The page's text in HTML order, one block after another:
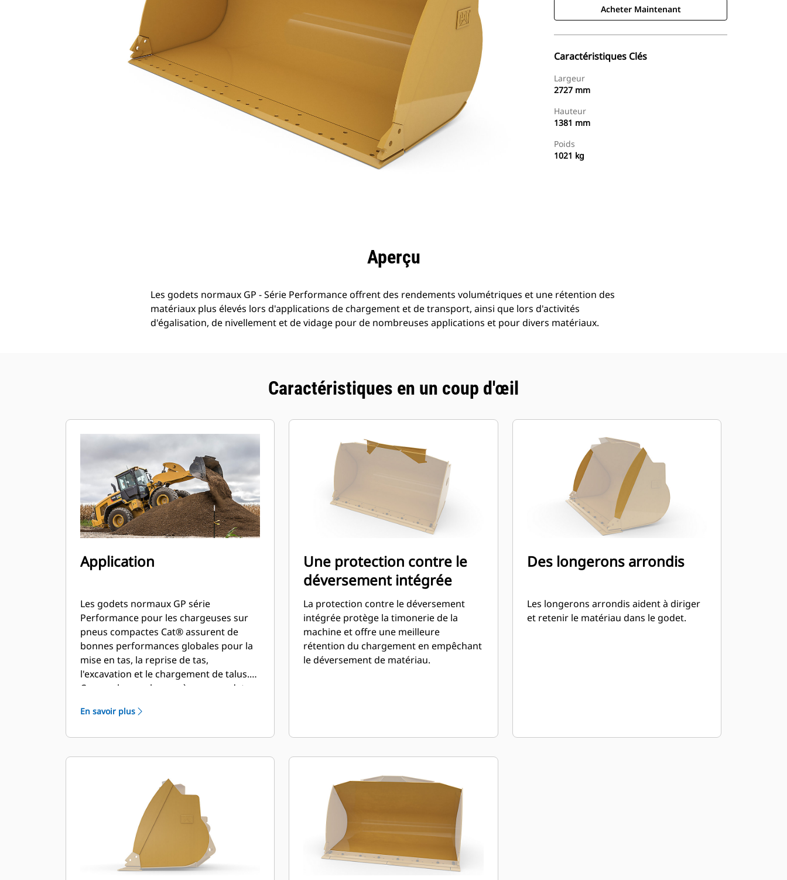
Acheter Maintenant
Caractéristiques Clés
Largeur
2727 mm
Hauteur
1381 mm
Poids
1021 kg
Aperçu
Les godets normaux GP - Série Performance offrent des rendements volumétriques et une rétention des
matériaux plus élevés lors d'applications de chargement et de transport, ainsi que lors d'activités
d'égalisation, de nivellement et de vidage pour de nombreuses applications et pour divers matériaux.
Caractéristiques en un coup d'œil
Application
Les godets normaux GP série
Performance pour les chargeuses sur
pneus compactes Cat® assurent de
bonnes performances globales pour la
mise en tas, la reprise de tas,
l'excavation et le chargement de talus.
Comme le nom le suggère, ces godets
au tas ou de matériau en place. Ils sont
Idéal pour les applications de
facteur de remplissage pour les godets
de la série Performance permet
d'obtenir une capacité jusqu'à 115 %
supérieure que celle spécifiée.
En savoir plus
Une protection contre le
déversement intégrée
La protection contre le déversement
intégrée protège la timonerie de la
machine et offre une meilleure
rétention du chargement en empêchant
le déversement de matériau.
Des longerons arrondis
Les longerons arrondis aident à diriger
et retenir le matériau dans le godet.